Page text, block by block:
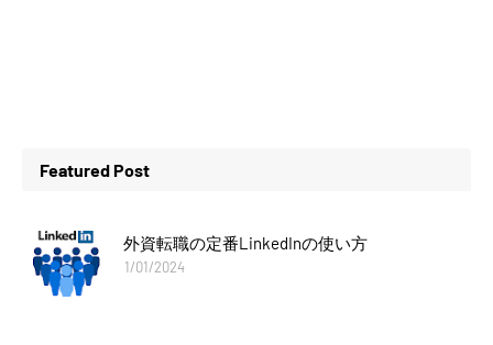
Featured Post
外資転職の定番LinkedInの使い方
1/01/2024